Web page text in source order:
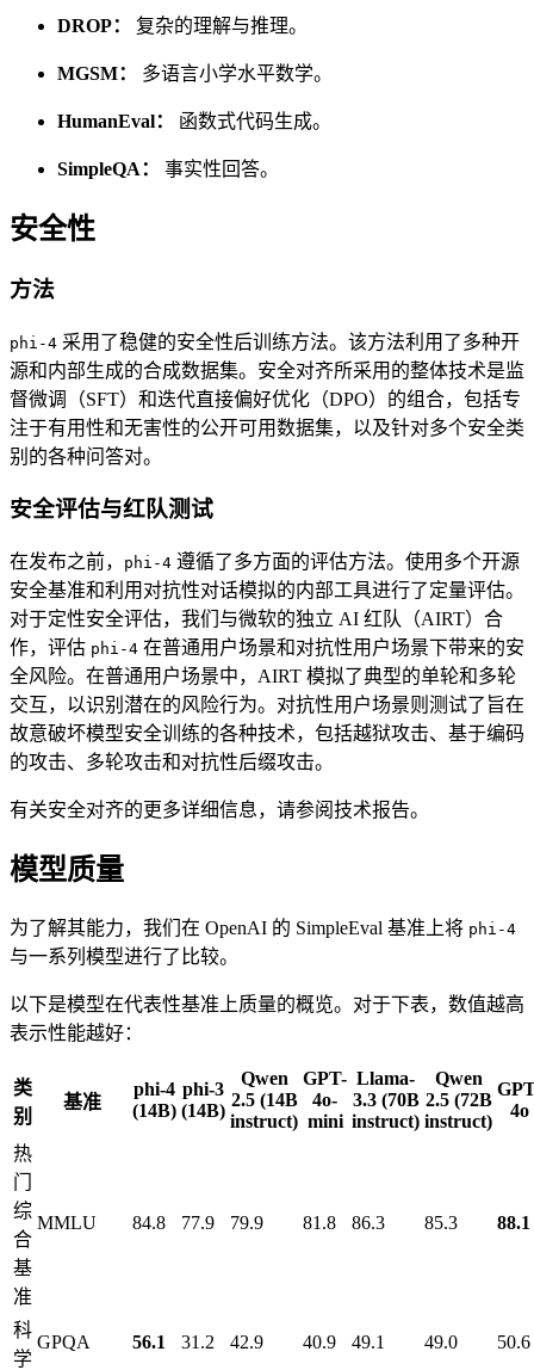
DROP： 复杂的理解与推理。
MGSM： 多语言小学水平数学。
HumanEval： 函数式代码生成。
SimpleQA： 事实性回答。
安全性
方法
phi-4 采用了稳健的安全性后训练方法。该方法利用了多种开
源和内部生成的合成数据集。安全对齐所采用的整体技术是监
督微调（SFT）和迭代直接偏好优化（DPO）的组合，包括专
注于有用性和无害性的公开可用数据集，以及针对多个安全类
别的各种问答对。
安全评估与红队测试
在发布之前， phi-4 遵循了多方面的评估方法。使用多个开源
安全基准和利用对抗性对话模拟的内部工具进行了定量评估。
对于定性安全评估，我们与微软的独立 AI 红队（AIRT）合
作，评估 phi-4 在普通用户场景和对抗性用户场景下带来的安
全风险。在普通用户场景中，AIRT 模拟了典型的单轮和多轮
交互，以识别潜在的风险行为。对抗性用户场景则测试了旨在
故意破坏模型安全训练的各种技术，包括越狱攻击、基于编码
的攻击、多轮攻击和对抗性后缀攻击。
有关安全对齐的更多详细信息，请参阅技术报告。
模型质量
为了解其能力，我们在 OpenAI 的 SimpleEval 基准上将 phi-4
与一系列模型进行了比较。
以下是模型在代表性基准上质量的概览。对于下表，数值越高
表示性能越好：
类
别
基准
phi-4
(14B)
phi-3
(14B)
Qwen
2.5(14B
instruct)
GPT-
4o-
mini
Llama-
3.3(70B
instruct)
Qwen
2.5(72B
instruct)
4o
热
门
综
合
基
准
MMLU 84.8 77.9 79.9 81.8 86.3 85.3 88.1
科
学
GPQA 56.1 31.2 42.9 40.9 49.1 49.0 50.6